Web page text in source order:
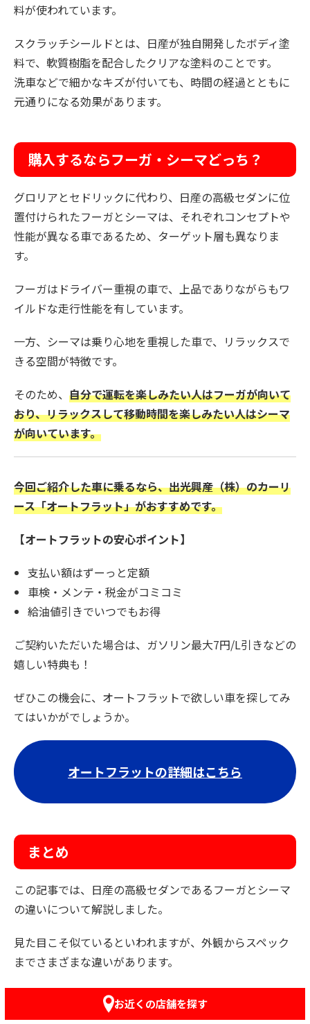
料が使われています。
スクラッチシールドとは、日産が独自開発したボディ塗
料で、軟質樹脂を配合したクリアな塗料のことです。
洗車などで細かなキズが付いても、時間の経過とともに
元通りになる効果があります。
購入するならフーガ・シーマどっち？
グロリアとセドリックに代わり、日産の高級セダンに位
置付けられたフーガとシーマは、それぞれコンセプトや
性能が異なる車であるため、ターゲット層も異なりま
す。
フーガはドライバー重視の車で、上品でありながらもワ
イルドな走行性能を有しています。
一方、シーマは乗り心地を重視した車で、リラックスで
きる空間が特徴です。
そのため、 自分で運転を楽しみたい人はフーガが向いて
おり、リラックスして移動時間を楽しみたい人はシーマ
が向いています。
今回ご紹介した車に乗るなら、出光興産（株）のカーリ
ース「オートフラット」がおすすめです。
【オートフラットの安心ポイント】
支払い額はずーっと定額
車検・メンテ・税金がコミコミ
給油値引きでいつでもお得
ご契約いただいた場合は、ガソリン最大7円/L引きなどの
嬉しい特典も！
ぜひこの機会に、オートフラットで欲しい車を探してみ
てはいかがでしょうか。
オートフラットの詳細はこちら
まとめ
この記事では、日産の高級セダンであるフーガとシーマ
の違いについて解説しました。
見た目こそ似ているといわれますが、外観からスペック
までさまざまな違いがあります。
購入者の使用目的や求める要素によってどちらが向いて
いるかが異なるため、この記事で違いを把握し、購入の
お近くの店舗を探す